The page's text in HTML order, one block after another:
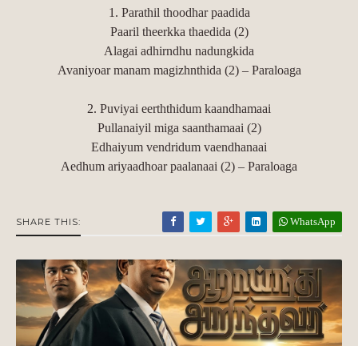
1. Parathil thoodhar paadida
Paaril theerkka thaedida (2)
Alagai adhirndhu nadungkida
Avaniyoar manam magizhnthida (2) – Paraloaga
2. Puviyai eerththidum kaandhamaai
Pullanaiyil miga saanthamaai (2)
Edhaiyum vendridum vaendhanaai
Aedhum ariyaadhoar paalanaai (2) – Paraloaga
SHARE THIS: WhatsApp